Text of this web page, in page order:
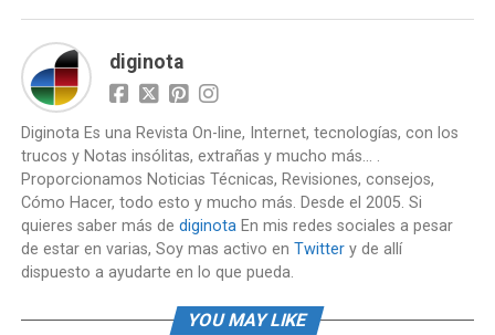
diginota
Diginota Es una Revista On-line, Internet, tecnologías, con los
trucos y Notas insólitas, extrañas y mucho más... .
Proporcionamos Noticias Técnicas, Revisiones, consejos,
Cómo Hacer, todo esto y mucho más. Desde el 2005. Si
quieres saber más de diginotaEn mis redes sociales a pesar
de estar en varias, Soy mas activo en Twittery de allí
dispuesto a ayudarte en lo que pueda.
YOU MAY LIKE